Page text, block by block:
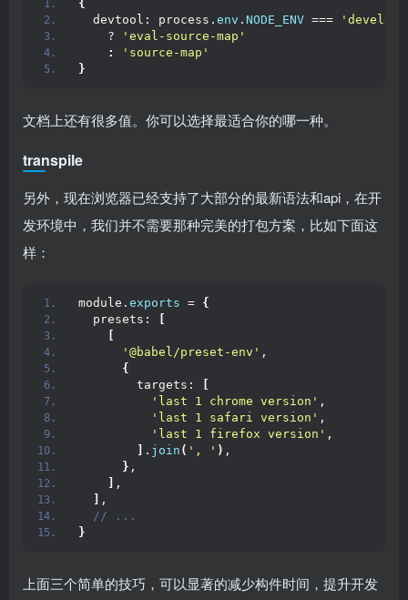
{
  devtool: process.
env . NODE_ENV ===
    ?
'eval-source-map'
:
'source-map'
}
文档上还有很多值。你可以选择最适合你的哪一种。
transpile
另外，现在浏览器已经支持了大部分的最新语法和api，在开
发环境中，我们并不需要那种完美的打包方案，比如下面这
样：
module. exports = {
  presets:
'@babel/preset-env' ,
{
        targets:
'last 1 chrome version' ,
'last 1 safari version' ,
'last 1 firefox version' ,
. join ( ', ' ) ,
} ,
,
,
// ...
}
上面三个简单的技巧，可以显著的减少构件时间，提升开发